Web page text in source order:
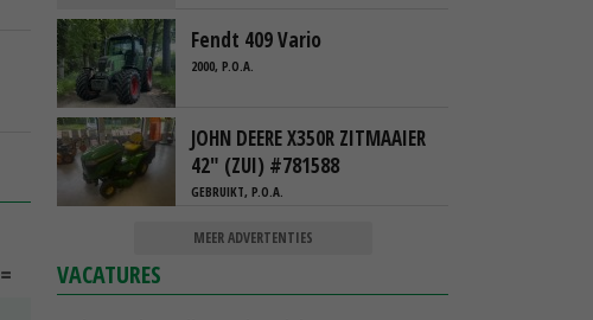
Fendt 409 Vario
2000, P.O.A.
JOHN DEERE X350R ZITMAAIER
42" (ZUI) #781588
GEBRUIKT, P.O.A.
MEER ADVERTENTIES
VACATURES